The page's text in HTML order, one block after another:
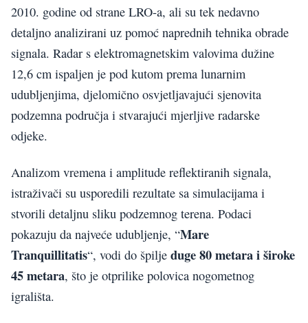
2010. godine od strane LRO-a, ali su tek nedavno
detaljno analizirani uz pomoć naprednih tehnika obrade
signala. Radar s elektromagnetskim valovima dužine
12,6 cm ispaljen je pod kutom prema lunarnim
udubljenjima, djelomično osvjetljavajući sjenovita
podzemna područja i stvarajući mjerljive radarske
odjeke.
Analizom vremena i amplitude reflektiranih signala,
istraživači su usporedili rezultate sa simulacijama i
stvorili detaljnu sliku podzemnog terena. Podaci
pokazuju da najveće udubljenje, “Mare
Tranquillitatis“, vodi do špilje duge 80 metara i široke
45 metara, što je otprilike polovica nogometnog
igrališta.